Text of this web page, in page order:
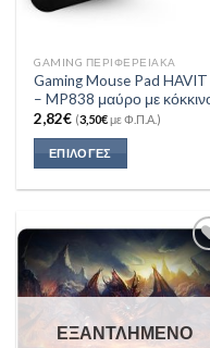
GAMING ΠΕΡΙΦΕΡΕΙΑΚΑ
Gaming Mouse Pad HAVIT
– MP838 μαύρο με
2,82€ (3,50€με Φ.Π.Α.)
ΕΠΙΛΟΓΈΣ
ΕΞΑΝΤΛΗΜΈΝΟ